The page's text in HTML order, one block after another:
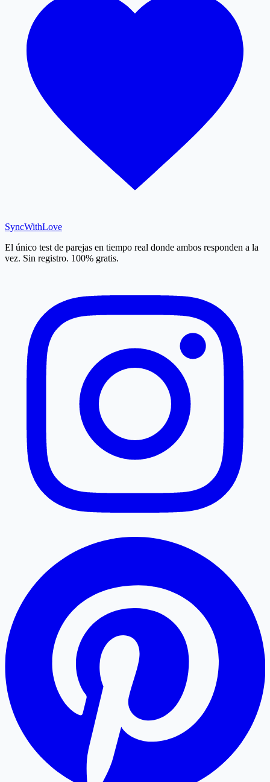
SyncWithLove
El único test de parejas en tiempo real donde ambos responden a la
vez. Sin registro. 100% gratis.